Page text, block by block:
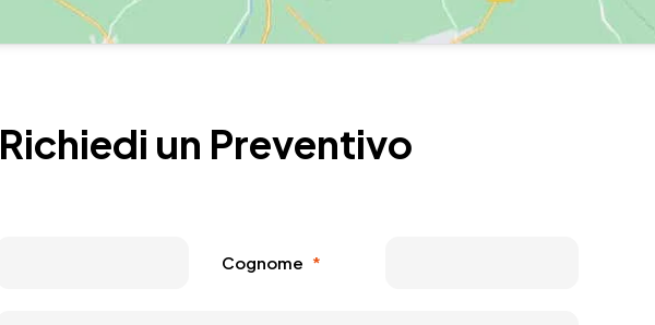
Richiedi un Preventivo
Cognome *